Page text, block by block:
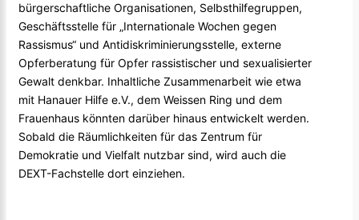
bürgerschaftliche Organisationen, Selbsthilfegruppen,
Geschäftsstelle für „Internationale Wochen gegen
Rassismus“ und Antidiskriminierungsstelle, externe
Opferberatung für Opfer rassistischer und sexualisierter
Gewalt denkbar. Inhaltliche Zusammenarbeit wie etwa
mit Hanauer Hilfe e.V., dem Weissen Ring und dem
Frauenhaus könnten darüber hinaus entwickelt werden.
Sobald die Räumlichkeiten für das Zentrum für
Demokratie und Vielfalt nutzbar sind, wird auch die
DEXT-Fachstelle dort einziehen.